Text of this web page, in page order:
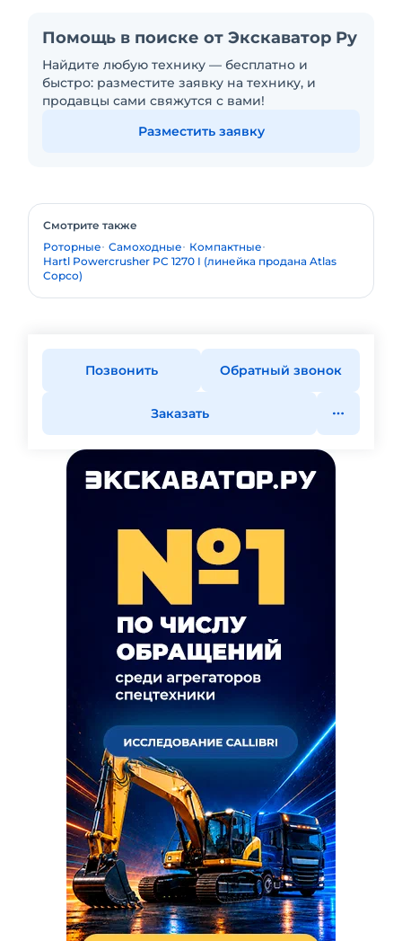
Помощь в поиске от Экскаватор Ру
Найдите любую технику — бесплатно и
быстро: разместите заявку на технику, и
продавцы сами свяжутся с вами!
Разместить заявку
Смотрите также
Роторные Самоходные
Компактные
Hartl Powercrusher PC 1270 I (линейка продана Atlas
Copco)
Позвонить Обратный звонок
Заказать